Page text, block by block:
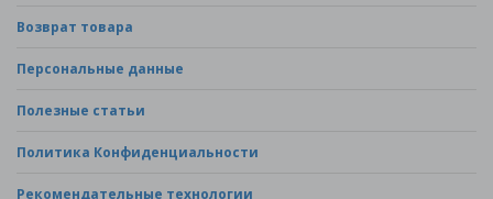
Возврат товара
Персональные данные
Полезные статьи
Политика Конфиденциальности
Рекомендательные технологии